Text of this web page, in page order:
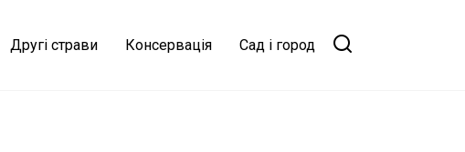
Другі страви Консервація Сад і город